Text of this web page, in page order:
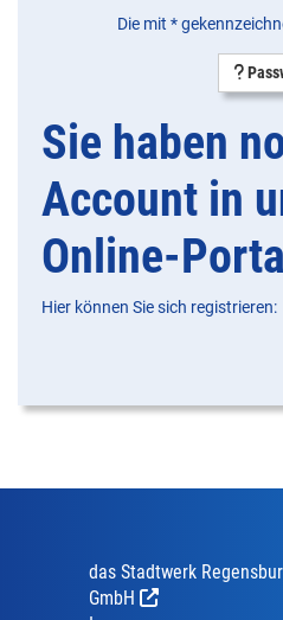
Die mit *
Sie haben
Account in
Online-
Hier können Sie sich registrieren:
das Stadtwerk
GmbH